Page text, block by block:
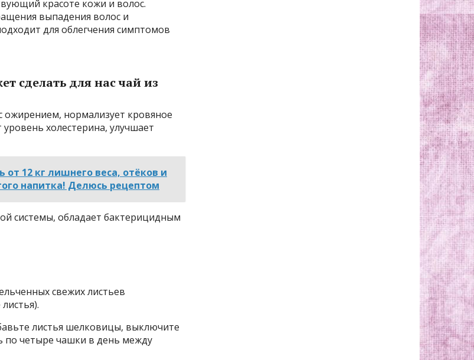
красоте кожи и волос.
выпадения волос и
для облегчения симптомов
сделать для нас чай из
ожирением, нормализует кровяное
холестерина, улучшает
от 12 кг лишнего веса, отёков и
напитка! Делюсь рецептом
системы, обладает бактерицидным
свежих листьев
листья шелковицы, выключите
по четыре чашки в день между